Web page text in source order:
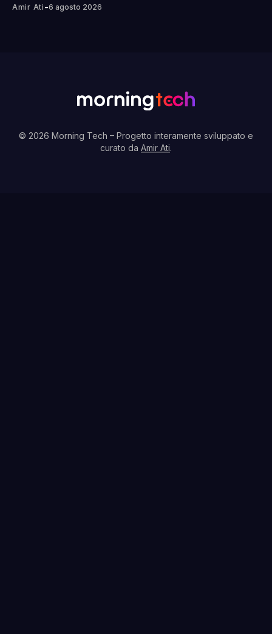
Amir Ati -6 agosto 2026
© 2026 Morning Tech – Progetto interamente sviluppato e
curato da Amir Ati.